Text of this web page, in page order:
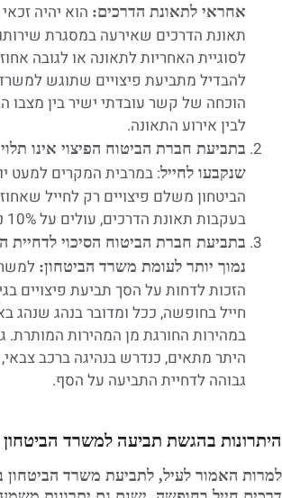
אחראי לתאונת הדרכים: הוא יהיה
תאונת הדרכים שאירעה במסגרת
לסוגיית האחריות לתאונה או לגובה
להבדיל מתביעת פיצויים שתוגש
הוכחה של קשר עובדתי ישיר בין מצבו
לבין אירוע התאונה.
בתביעת חברת הביטוח הפיצוי אינו
שנקבעו לחייל: במרבית המקרים למעט
הביטחון משלם פיצויים רק לחייל
בעקבות תאונת הדרכים, עולים על 10% נכות קבועה.
בתביעת חברת הביטוח הסיכוי לדחיית
נמוך יותר לעומת משרד הביטחון:
הזכות לדחות על הסך תביעת פיצויים
חייל בחופשה, ככל ומדובר בנהג שנהג
במהירות החורגת מן המהירות המותרת.
היתר מתאים, כנדרש בנהיגה ברכב
גבוהה לדחיית התביעה על הסף.
היתרונות בהגשת תביעה למשרד הביטחון
למרות האמור לעיל, לתביעת משרד הביטחון